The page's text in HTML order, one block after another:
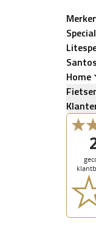
Santos
Home